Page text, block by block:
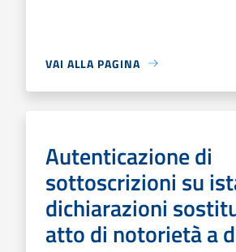
VAI ALLA PAGINA
Autenticazione di
sottoscrizioni su
dichiarazioni
atto di notorietà a